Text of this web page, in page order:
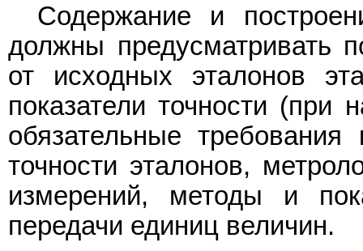
Содержание и
должны предусматривать
от исходных эталонов
показатели точности (при
обязательные
точности эталонов,
измерений, методы и
передачи единиц величин.